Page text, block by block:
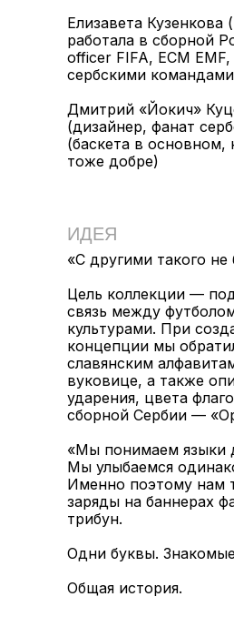
Елизавета
работала в сборной
officer FIFA, ECM
сербскими
Дмитрий «Йокич»
(дизайнер, фанат
(баскета в основном,
тоже добре)
«С другими такого не
Цель коллекции —
связь между
культурами. При
концепции мы
славянским
вуковице, а также
ударения, цвета
сборной Сербии —
«Мы понимаем языки
Мы улыбаемся
Именно поэтому нам
заряды на баннерах
трибун.
Одни буквы.
Общая история.
ИДЕЯ
NICHEGOOBYCHNOGO@
NICHEGOOBYCHNOGO.RU